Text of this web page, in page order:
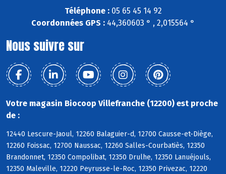
Téléphone :05 65 45 14 92
Coordonnées GPS : 44,360603 ° , 2,015564 °
Nous suivre sur
Votre magasin Biocoop Villefranche (12200) est proche
de :
12440 Lescure-Jaoul, 12260 Balaguier-d, 12700 Causse-et-Diège,
12260 Foissac, 12700 Naussac, 12260 Salles-Courbatiès, 12350
Brandonnet, 12350 Compolibat, 12350 Drulhe, 12350 Lanuéjouls,
12350 Maleville, 12220 Peyrusse-le-Roc, 12350 Privezac, 12220